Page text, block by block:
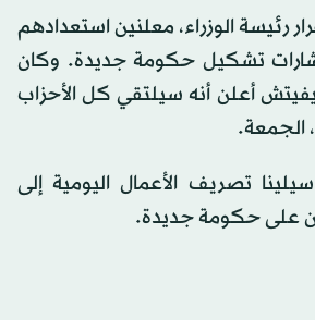
رئيسة الوزراء، معلنين استعدادهم
تشكيل حكومة جديدة. وكان
أعلن أنه سيلتقي كل الأحزاب
الجمعة.
تصريف الأعمال اليومية إلى
على حكومة جديدة.